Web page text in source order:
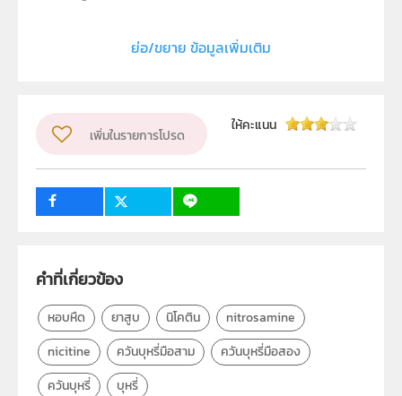
ระดับชั้น
กลุ่มเป้าหมาย
ครู, นักเรียน, บุคคลทั่วไป
ย่อ/ขยาย ข้อมูลเพิ่มเติม
เพิ่มในรายการโปรด
ให้คะแนน
คำที่เกี่ยวข้อง
หอบหืด ยาสูบ นิโคติน
nitrosamine
nicitine
ควันบุหรี่มือสาม
ควันบุหรี่มือสอง
ควันบุหรี่
บุหรี่